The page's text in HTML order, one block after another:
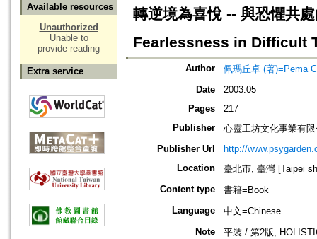
Available resources
Unauthorized
Unable to
provide reading
Extra service
轉逆境為喜悅 -- 與恐懼共
Fearlessness in Difficult
Author
佩瑪丘卓 (著)=Pema
Date
2003.05
Pages
217
Publisher
心靈工坊文化事業有
Publisher Url
http://
Location
臺北市, 臺灣 [Taipei
Content type
書籍=Book
Language
中文=Chinese
Note
平裝 / 第2版,